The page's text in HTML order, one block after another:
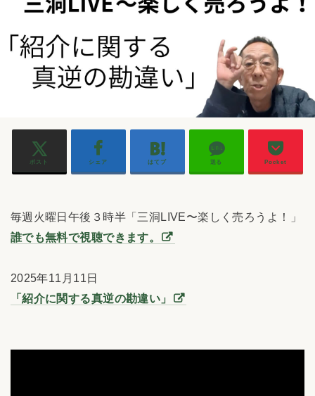
ポスト シェア はてブ 送る Pocket
毎週火曜日午後３時半「三洞LIVE〜楽しく売ろうよ！」
誰でも無料で視聴できます。
2025年11月11日
「紹介に関する真逆の勘違い」